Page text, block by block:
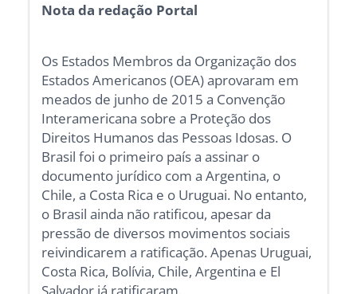
Nota da redação Portal
Os Estados Membros da Organização dos
Estados Americanos (OEA) aprovaram em
meados de junho de 2015 a Convenção
Interamericana sobre a Proteção dos
Direitos Humanos das Pessoas Idosas. O
Brasil foi o primeiro país a assinar o
documento jurídico com a Argentina, o
Chile, a Costa Rica e o Uruguai. No entanto,
o Brasil ainda não ratificou, apesar da
pressão de diversos movimentos sociais
reivindicarem a ratificação. Apenas Uruguai,
Costa Rica, Bolívia, Chile, Argentina e El